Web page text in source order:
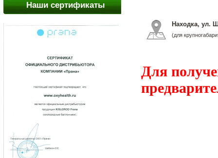
Наши сертификаты
Находка, ул.
(для
Для